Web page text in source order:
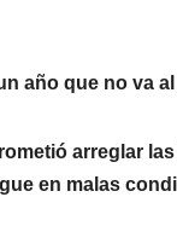
año que no va
arreglar
en malas